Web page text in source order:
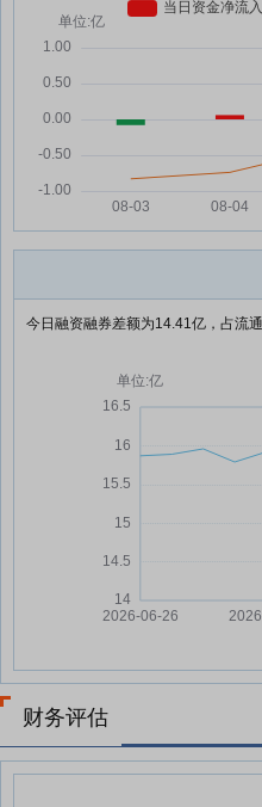
今日融资融券差额为14.41亿，占流
财务评估